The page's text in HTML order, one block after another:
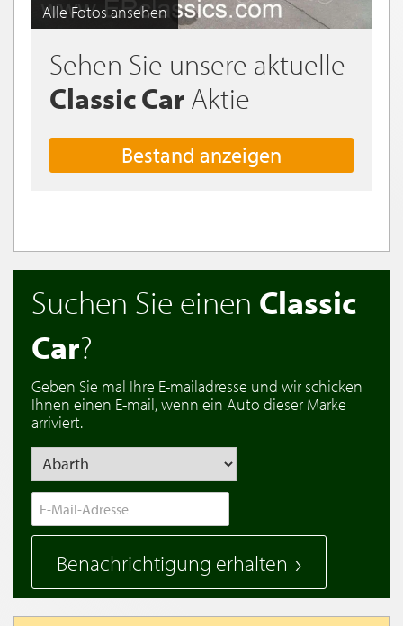
Alle Fotos ansehen
Sehen Sie unsere aktuelle
Classic Car Aktie
Bestand anzeigen
Suchen Sie einen Classic
Car?
Geben Sie mal Ihre E-mailadresse und wir schicken
Ihnen einen E-mail, wenn ein Auto dieser Marke
arriviert.
Benachrichtigung erhalten